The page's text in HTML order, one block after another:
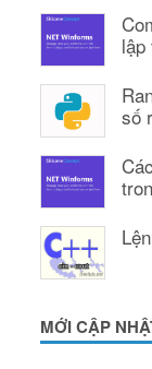
số
MỚI CẬP